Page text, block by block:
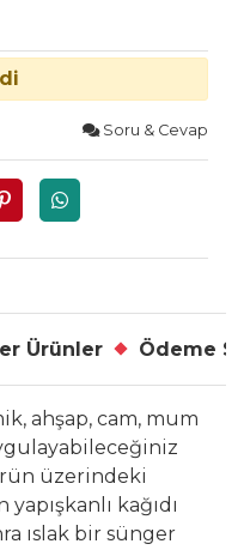
Soru & Cevap
Ürünler Ödeme
ahşap, cam, mum
üzerindeki
kağıdı
ıslak bir sünger